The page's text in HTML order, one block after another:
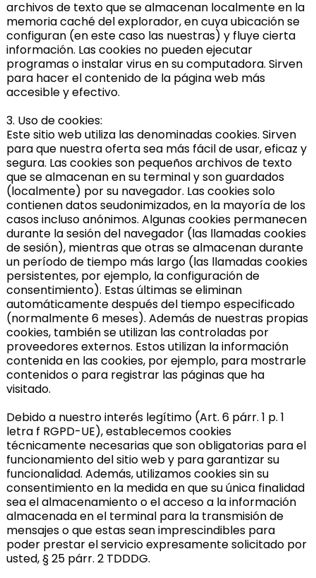
archivos de texto que se almacenan localmente en la
memoria caché del explorador, en cuya ubicación se
configuran (en este caso las nuestras) y fluye cierta
información. Las cookies no pueden ejecutar
programas o instalar virus en su computadora. Sirven
para hacer el contenido de la página web más
accesible y efectivo.
3. Uso de cookies:
Este sitio web utiliza las denominadas cookies. Sirven
para que nuestra oferta sea más fácil de usar, eficaz y
segura. Las cookies son pequeños archivos de texto
que se almacenan en su terminal y son guardados
(localmente) por su navegador. Las cookies solo
contienen datos seudonimizados, en la mayoría de los
casos incluso anónimos. Algunas cookies permanecen
durante la sesión del navegador (las llamadas cookies
de sesión), mientras que otras se almacenan durante
un período de tiempo más largo (las llamadas cookies
persistentes, por ejemplo, la configuración de
consentimiento). Estas últimas se eliminan
automáticamente después del tiempo especificado
(normalmente 6 meses). Además de nuestras propias
cookies, también se utilizan las controladas por
proveedores externos. Estos utilizan la información
contenida en las cookies, por ejemplo, para mostrarle
contenidos o para registrar las páginas que ha
visitado.
Debido a nuestro interés legítimo (Art. 6 párr. 1 p. 1
letra f RGPD-UE), establecemos cookies
técnicamente necesarias que son obligatorias para el
funcionamiento del sitio web y para garantizar su
funcionalidad. Además, utilizamos cookies sin su
consentimiento en la medida en que su única finalidad
sea el almacenamiento o el acceso a la información
almacenada en el terminal para la transmisión de
mensajes o que estas sean imprescindibles para
poder prestar el servicio expresamente solicitado por
usted, § 25 párr. 2 TDDDG.